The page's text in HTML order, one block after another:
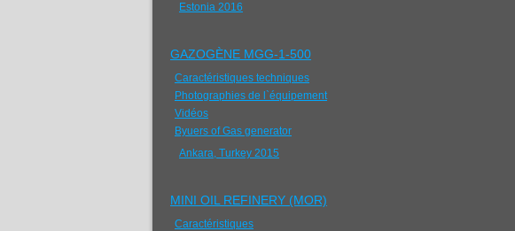
Estonia 2016
GAZOGÈNE МGG-1-500
Caractéristiques techniques
Photographies de l`équipement
Vidéos
Byuers of Gas generator
Ankara, Turkey 2015
MINI OIL REFINERY (MOR)
Caractéristiques